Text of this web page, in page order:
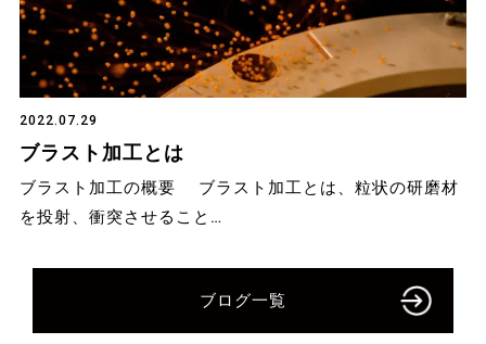
2022.07.29
ブラスト加工とは
ブラスト加工の概要 ブラスト加工とは、粒状の研磨材
を投射、衝突させること…
ブログ一覧